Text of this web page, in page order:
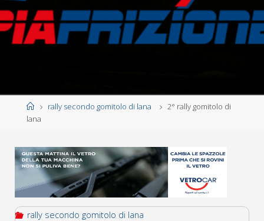
Homerally secondo gomitolo di lana
2° rally gomitolo di
lana
rally secondo gomitolo di lana